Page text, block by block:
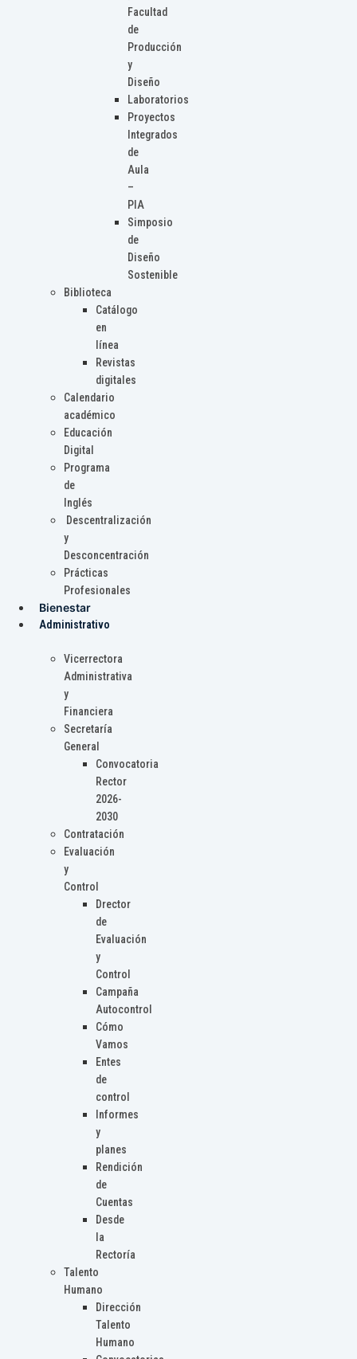
Facultad
de
Producción
y
Diseño
Laboratorios
Proyectos
Integrados
de
Aula
–
PIA
Simposio
de
Diseño
Sostenible
Biblioteca
Catálogo
en
línea
Revistas
digitales
Calendario
académico
Educación
Digital
Programa
de
Inglés
Descentralización
y
Desconcentración
Prácticas
Profesionales
Bienestar
Administrativo
Vicerrectora
Administrativa
y
Financiera
Secretaría
General
Convocatoria
Rector
2026-
2030
Contratación
Evaluación
y
Control
Drector
de
Evaluación
y
Control
Campaña
Autocontrol
Cómo
Vamos
Entes
de
control
Informes
y
planes
Rendición
de
Cuentas
Desde
la
Rectoría
Talento
Humano
Dirección
Talento
Humano